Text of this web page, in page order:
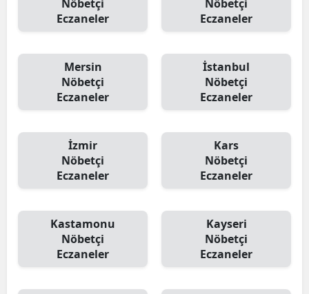
Nöbetçi
Eczaneler
Nöbetçi
Eczaneler
Mersin
Nöbetçi
Eczaneler
İstanbul
Nöbetçi
Eczaneler
İzmir
Nöbetçi
Eczaneler
Kars
Nöbetçi
Eczaneler
Kastamonu
Nöbetçi
Eczaneler
Kayseri
Nöbetçi
Eczaneler